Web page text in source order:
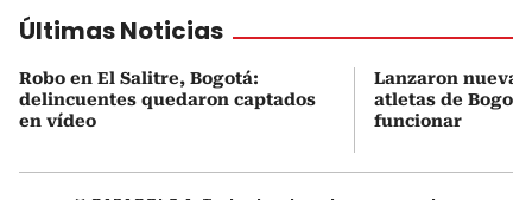
Últimas Noticias
Robo en El Salitre, Bogotá:
delincuentes quedaron captados
en vídeo
Lanzaron nueva
atletas de
funcionar